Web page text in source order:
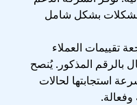
بشكل شامل
تقييمات العملاء
بالرقم المذكور. يُنصح
استجابتها لحالات